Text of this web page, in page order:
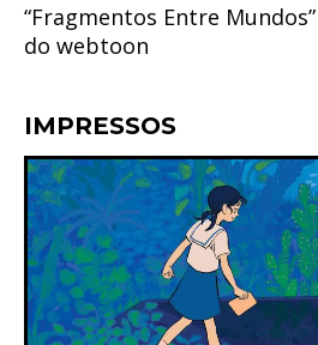
“Fragmentos Entre
do webtoon
IMPRESSOS